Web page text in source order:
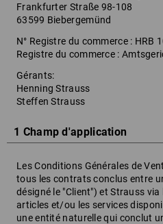
Frankfurter Straße 98-108
63599 Biebergemünd
N° Registre du commerce : HRB
Registre du commerce :
Gérants:
Henning Strauss
Steffen Strauss
1 Champ d'application
Les Conditions Générales de
tous les contrats conclus entre
désigné le "Client") et Strauss
articles et/ou les services
une entité naturelle qui conclut